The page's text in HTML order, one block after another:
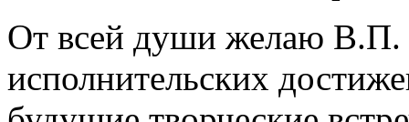
От всей души желаю В.П.
исполнительских